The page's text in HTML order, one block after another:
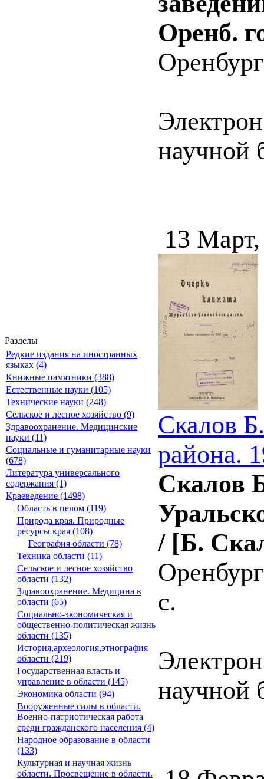
Разделы
Редкие издания на иностранных
языках (4)
Книжные памятники (388)
Естественные науки (105)
Технические науки (248)
Сельское и лесное хозяйство (9)
Здравоохранение. Медицинские
науки (11)
Социальные и гуманитарные науки
(678)
Литература универсального
содержания (1)
Краеведение (1498)
Область в целом (119)
Природа края. Природные
ресурсы края (108)
География области (78)
Техника области (11)
Сельское и лесное хозяйство
области (132)
Здравоохранение. Медицина в
области (65)
Социально-экономическая и
общественно-политическая жизнь
области (135)
История,археология,этнография
области (219)
Государственная власть и
управление в области (145)
Экономика области (94)
Вооруженные силы в области.
Военно-патриотическая работа
среди гражданского населения (4)
Народное образование в области
(133)
Культурная и научная жизнь
области. Просвещение в области.
Оренб.
научной
13
Скалов
района.
Скалов
/ [Б.
с.
научной